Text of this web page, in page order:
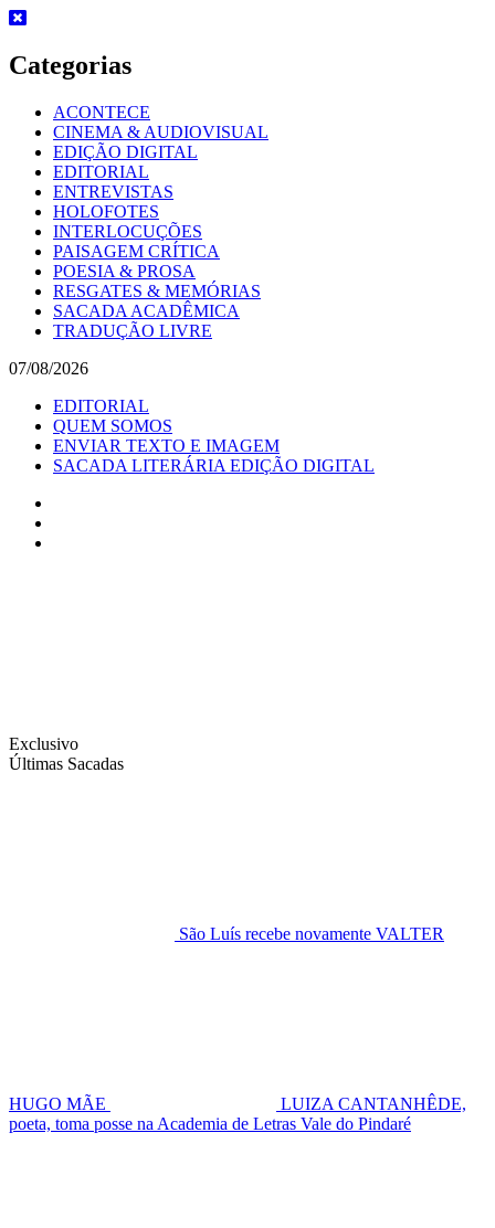
Skip
content
Categorias
ACONTECE
CINEMA & AUDIOVISUAL
EDIÇÃO DIGITAL
EDITORIAL
ENTREVISTAS
HOLOFOTES
INTERLOCUÇÕES
PAISAGEM CRÍTICA
POESIA & PROSA
RESGATES & MEMÓRIAS
SACADA ACADÊMICA
TRADUÇÃO LIVRE
07/08/2026
EDITORIAL
QUEM SOMOS
ENVIAR TEXTO E IMAGEM
SACADA LITERÁRIA EDIÇÃO DIGITAL
Exclusivo
Últimas Sacadas
São Luís recebe novamente VALTER
HUGO MÃE
LUIZA CANTANHÊDE,
poeta, toma posse na Academia de Letras Vale do Pindaré